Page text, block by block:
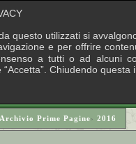
Archivio Prime Pagine› 2016
questo utilizzati si
e per offrire
a tutti o ad alcuni
Chiudendo